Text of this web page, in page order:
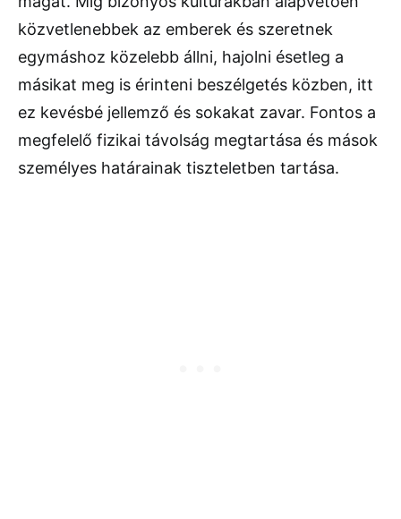
közvetlenebbek az emberek és szeretnek
egymáshoz közelebb állni, hajolni ésetleg a
másikat meg is érinteni beszélgetés közben, itt
ez kevésbé jellemző és sokakat zavar. Fontos a
megfelelő fizikai távolság megtartása és mások
személyes határainak tiszteletben tartása.